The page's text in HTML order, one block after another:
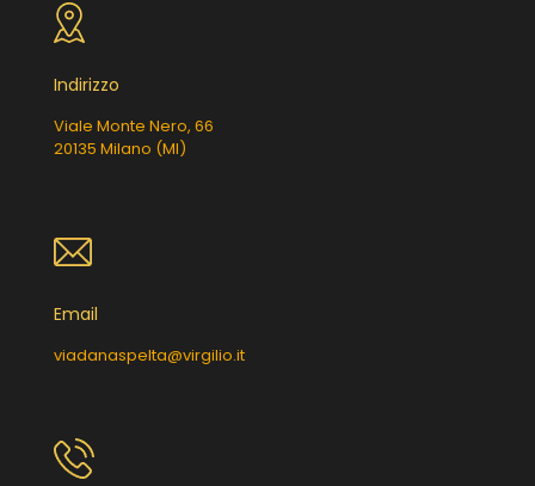
Indirizzo
Viale Monte Nero, 66
20135 Milano (MI)
Email
viadanaspelta@virgilio.it